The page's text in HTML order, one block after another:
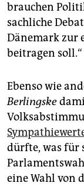
brauchen
sachliche
Dänemark zur
beitragen soll.“
Ebenso wie
Berlingske
dürfte, was für
eine Wahl von